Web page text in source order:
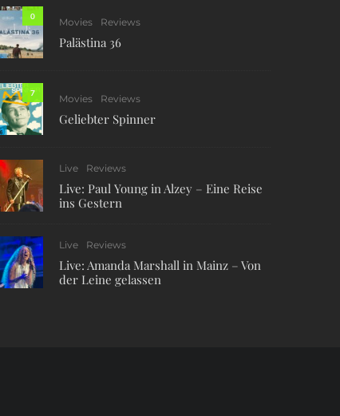
0
Movies Reviews
Palästina 36
7
Movies Reviews
Geliebter Spinner
Live Reviews
Live: Paul Young in Alzey – Eine Reise
ins Gestern
Live Reviews
Live: Amanda Marshall in Mainz – Von
der Leine gelassen